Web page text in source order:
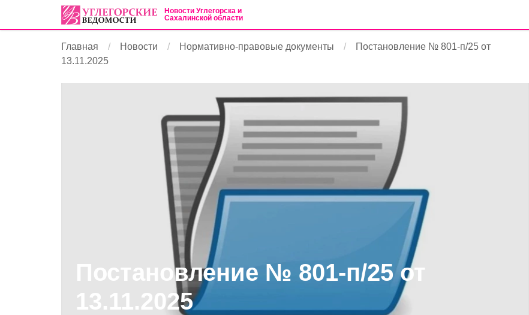
Новости Углегорска и
Сахалинской области
Главная Новости Нормативно-правовые документы
Постановление № 801-п/25 от
13.11.2025
Постановление № 801-п/25 от
13.11.2025